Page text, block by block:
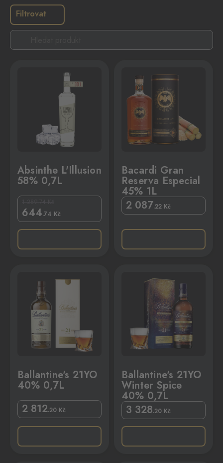
Filtrovat
Absinthe L'Illusion
58% 0,7L
644.74 Kč
Bacardi Gran
Reserva Especial
45% 1L
2 087.22 Kč
Ballantine's 21YO
40% 0,7L
2 812.20 Kč
Ballantine's 21YO
Winter Spice
40% 0,7L
3 328.20 Kč